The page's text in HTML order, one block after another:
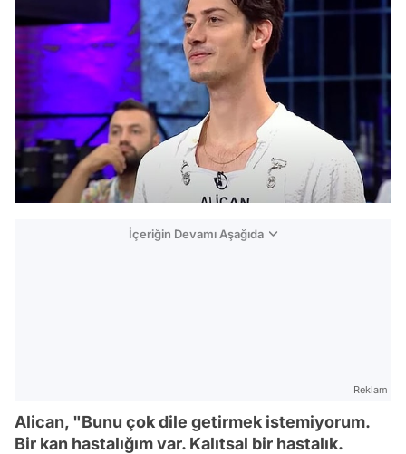
İçeriğin Devamı Aşağıda
Reklam
Alican, "Bunu çok dile getirmek istemiyorum.
Bir kan hastalığım var. Kalıtsal bir hastalık.